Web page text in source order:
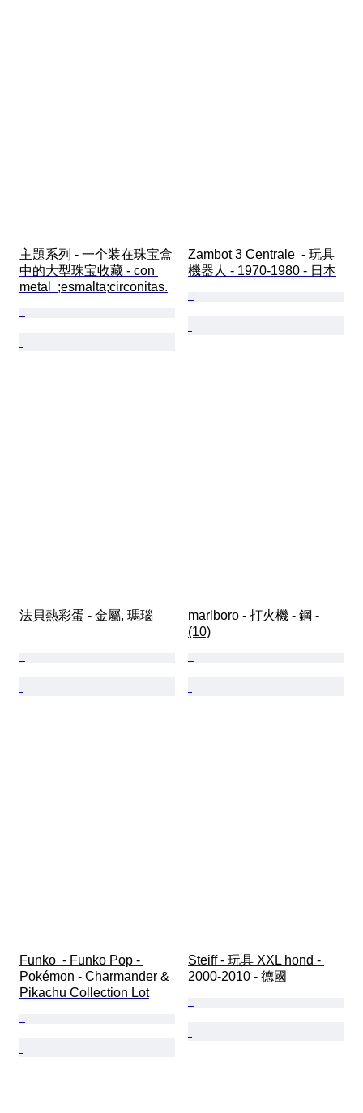
主題系列 - 一个装在珠宝盒
中的大型珠宝收藏 - con
metal  ;esmalta;circonitas.
Zambot 3 Centrale  - 玩具
機器人 - 1970-1980 - 日本
法貝熱彩蛋 - 金屬, 瑪瑙
marlboro - 打火機 - 鋼 -
(10)
Funko  - Funko Pop -
Pokémon - Charmander &
Pikachu Collection Lot
Steiff - 玩具 XXL hond -
2000-2010 - 德國